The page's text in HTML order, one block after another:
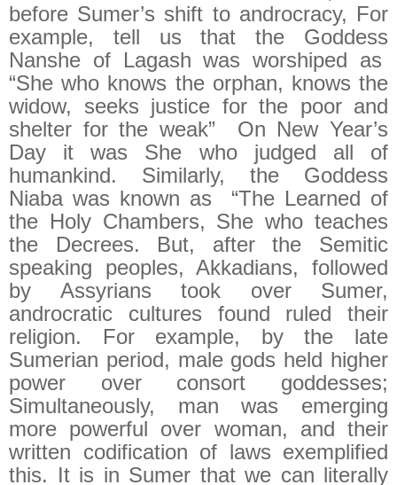
before Sumer’s shift to androcracy, For
example, tell us that the Goddess
Nanshe of Lagash was worshiped as
“She who knows the orphan, knows the
widow, seeks justice for the poor and
shelter for the weak”
On New Year’s
Day it was She who judged all of
humankind. Similarly, the Goddess
Niaba was known as
“The Learned of
the Holy Chambers, She who teaches
the Decrees. But, after the Semitic
speaking peoples, Akkadians, followed
by Assyrians took over Sumer,
androcratic cultures found ruled their
religion. For example, by the late
Sumerian period, male gods held higher
power over consort goddesses;
Simultaneously, man was emerging
more powerful over woman, and their
written codification of laws exemplified
this. It is in Sumer that we can literally